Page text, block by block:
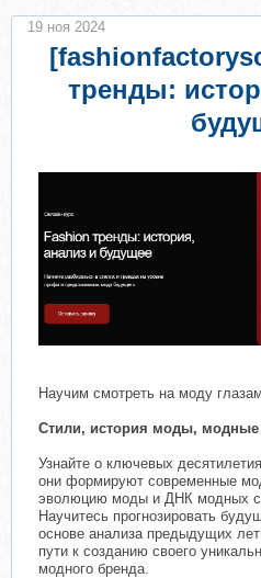
тренды:
Научим смотреть на моду
Стили, история моды,
Узнайте о ключевых
они формируют современные
эволюцию моды и ДНК модных
Научитесь прогнозировать
основе анализа предыдущих
пути к созданию своего
модного бренда.
19 ноя 2024